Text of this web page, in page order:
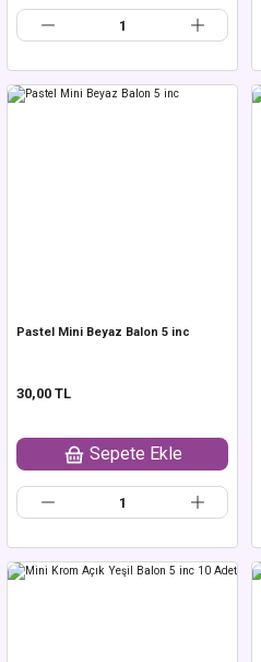
Pastel Mini Beyaz Balon 5 inc
30,00 TL
Sepete Ekle